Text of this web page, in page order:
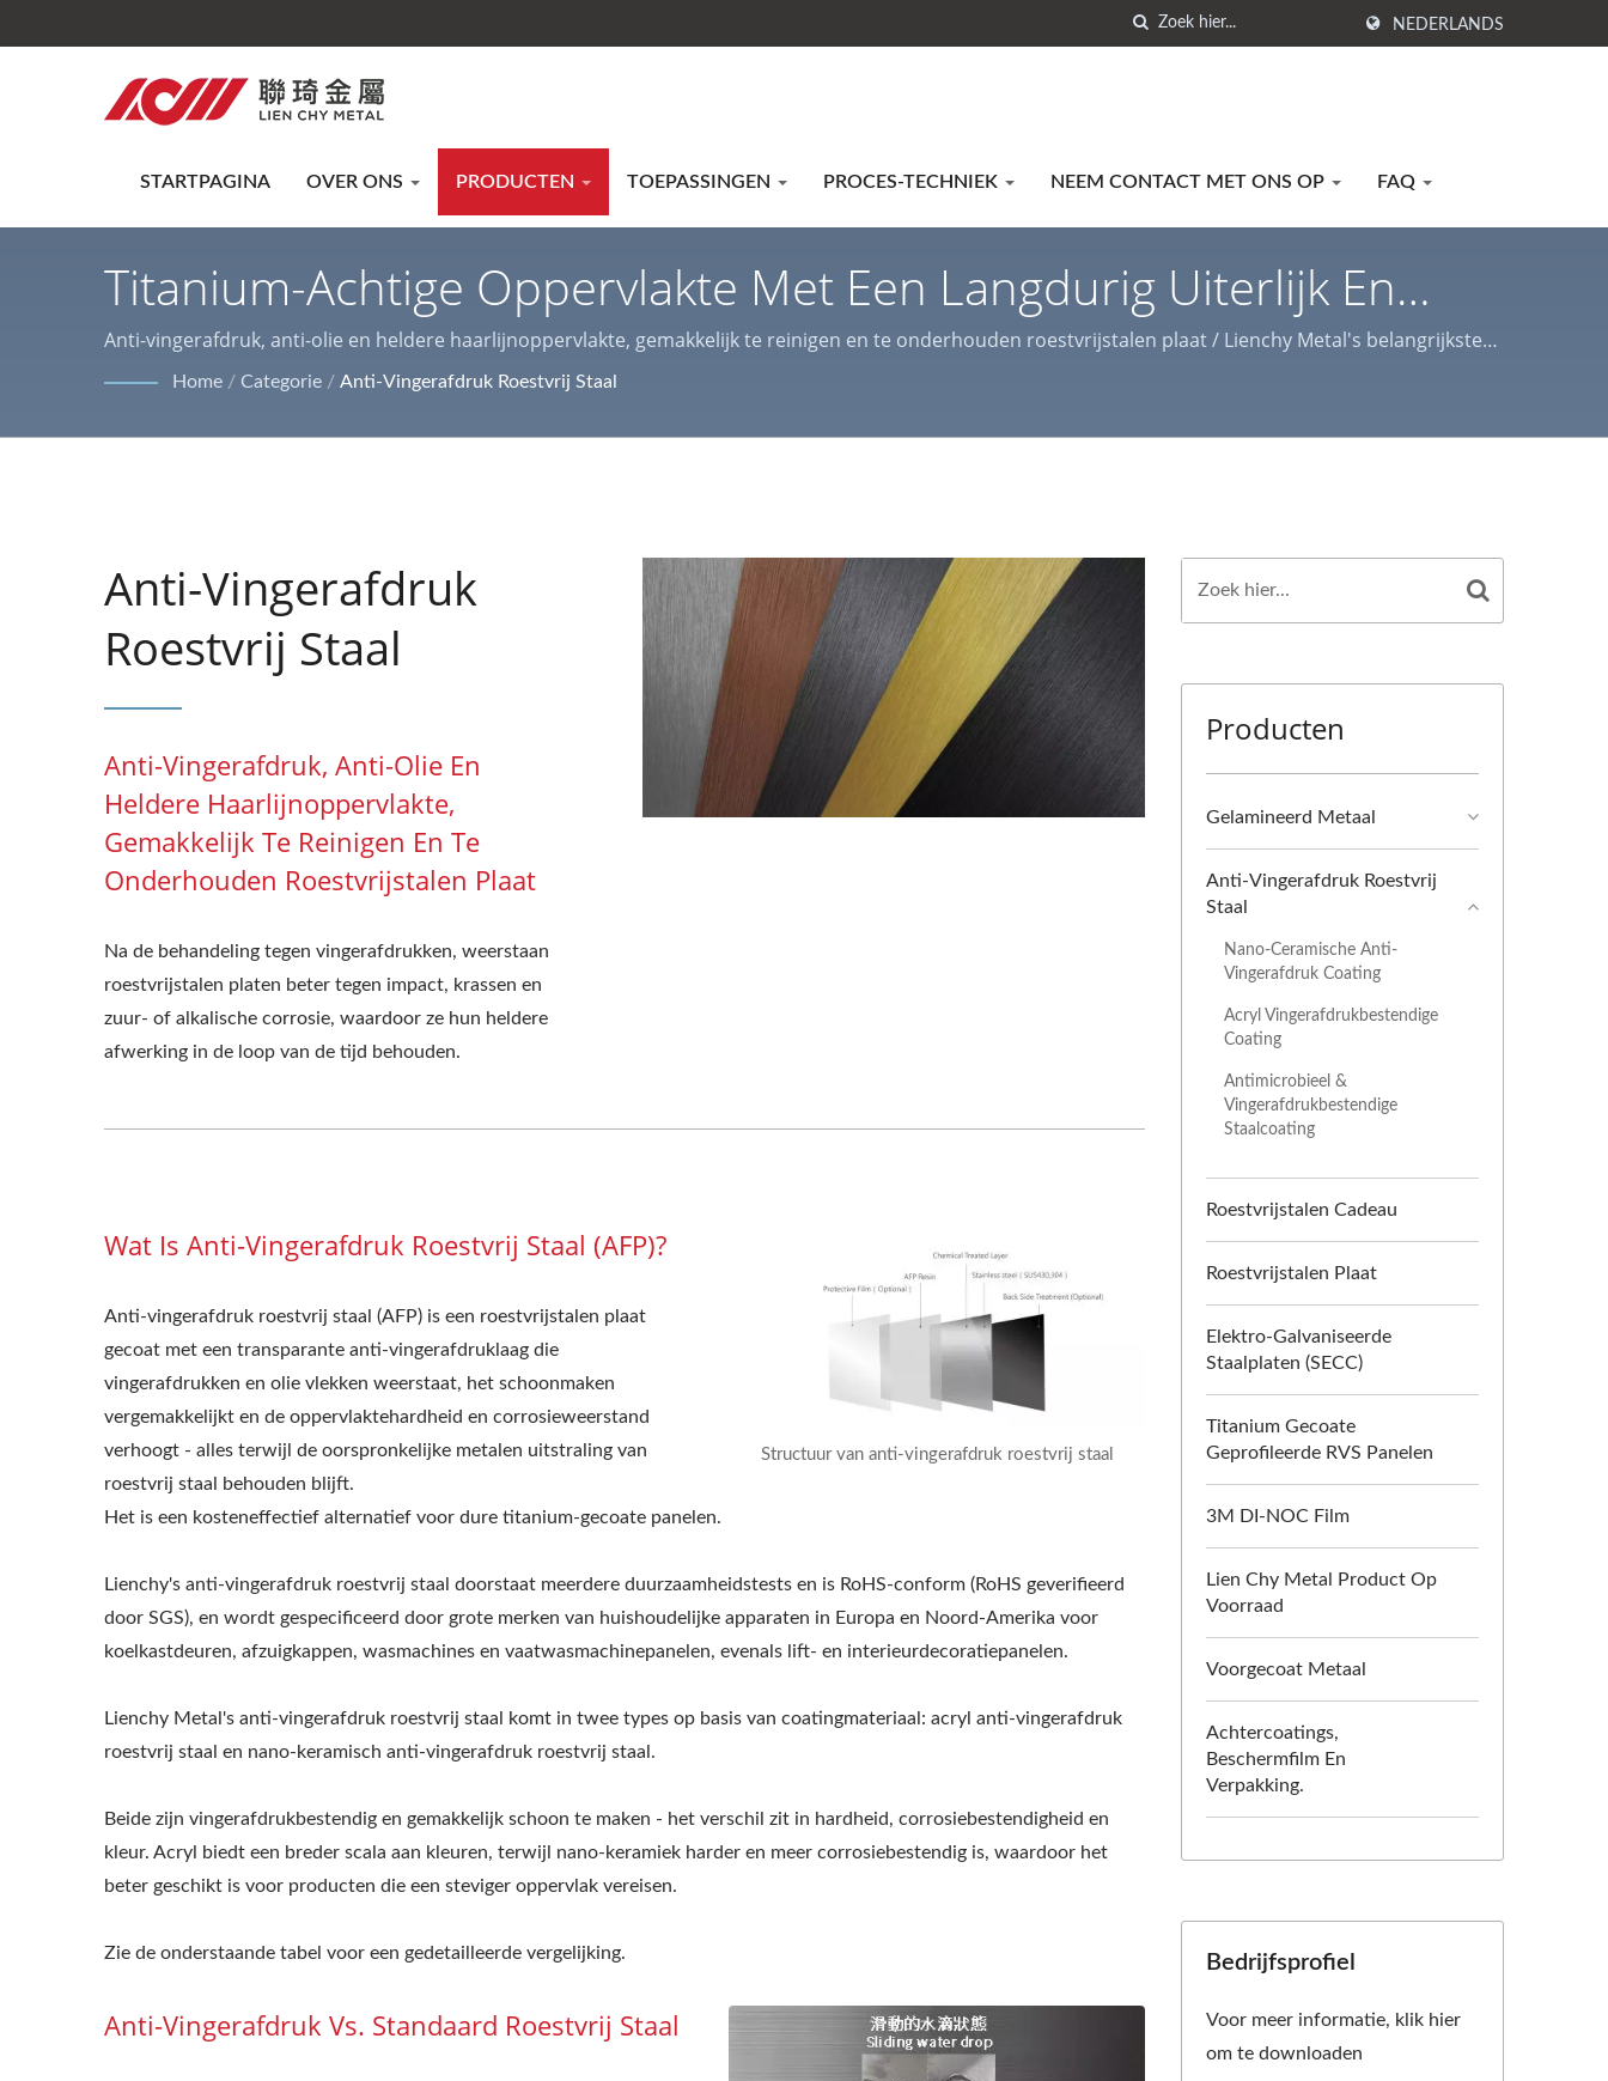
NEDERLANDS
STARTPAGINA OVER ONS PRODUCTEN TOEPASSINGEN PROCES-TECHNIEK NEEM CONTACT MET ONS OP FAQ
Titanium-Achtige Oppervlakte Met Een Langdurig Uiterlijk En
Uitgebreide Duurzaamheid / Gelamineerde Metalen Producten |
Metaaloppervlaktebewerking | Lienchy Metal
Anti-vingerafdruk, anti-olie en heldere haarlijnoppervlakte, gemakkelijk te reinigen en te onderhouden roestvrijstalen plaat / Lienchy Metal's belangrijkste
producten zijn PVC gecoat/gelamineerd metaal, AFP roestvrij staal en staal coils/platen, laser snijdiensten, die geschikt zijn voor verschillende binnen- en
Home / Categorie / Anti-Vingerafdruk Roestvrij Staal
Anti-Vingerafdruk
Roestvrij Staal
Anti-Vingerafdruk, Anti-Olie En
Heldere Haarlijnoppervlakte,
Gemakkelijk Te Reinigen En Te
Onderhouden Roestvrijstalen Plaat
Na de behandeling tegen vingerafdrukken, weerstaan
roestvrijstalen platen beter tegen impact, krassen en
zuur- of alkalische corrosie, waardoor ze hun heldere
afwerking in de loop van de tijd behouden.
Structuur van anti-vingerafdruk roestvrij staal
Wat Is Anti-Vingerafdruk Roestvrij Staal (AFP)?
Anti-vingerafdruk roestvrij staal (AFP) is een roestvrijstalen plaat
gecoat met een transparante anti-vingerafdruklaag die
vingerafdrukken en olie vlekken weerstaat, het schoonmaken
vergemakkelijkt en de oppervlaktehardheid en corrosieweerstand
verhoogt - alles terwijl de oorspronkelijke metalen uitstraling van
roestvrij staal behouden blijft.
Het is een kosteneffectief alternatief voor dure titanium-gecoate panelen.
Lienchy's anti-vingerafdruk roestvrij staal doorstaat meerdere duurzaamheidstests en is RoHS-conform (RoHS geverifieerd
door SGS), en wordt gespecificeerd door grote merken van huishoudelijke apparaten in Europa en Noord-Amerika voor
koelkastdeuren, afzuigkappen, wasmachines en vaatwasmachinepanelen, evenals lift- en interieurdecoratiepanelen.
Lienchy Metal's anti-vingerafdruk roestvrij staal komt in twee types op basis van coatingmateriaal: acryl anti-vingerafdruk
roestvrij staal en nano-keramisch anti-vingerafdruk roestvrij staal.
Beide zijn vingerafdrukbestendig en gemakkelijk schoon te maken - het verschil zit in hardheid, corrosiebestendigheid en
kleur. Acryl biedt een breder scala aan kleuren, terwijl nano-keramiek harder en meer corrosiebestendig is, waardoor het
beter geschikt is voor producten die een steviger oppervlak vereisen.
Zie de onderstaande tabel voor een gedetailleerde vergelijking.
Anti-Vingerafdruk Vs. Standaard Roestvrij Staal
Producten
Gelamineerd Metaal
Anti-Vingerafdruk Roestvrij
Staal
Nano-Ceramische Anti-
Vingerafdruk Coating
Acryl Vingerafdrukbestendige
Coating
Antimicrobieel &
Vingerafdrukbestendige
Staalcoating
Roestvrijstalen Cadeau
Roestvrijstalen Plaat
Elektro-Galvaniseerde
Staalplaten (SECC)
Titanium Gecoate
Geprofileerde RVS Panelen
3M DI-NOC Film
Lien Chy Metal Product Op
Voorraad
Voorgecoat Metaal
Achtercoatings,
Beschermfilm En
Verpakking.
Bedrijfsprofiel
Voor meer informatie, klik hier
om te downloaden